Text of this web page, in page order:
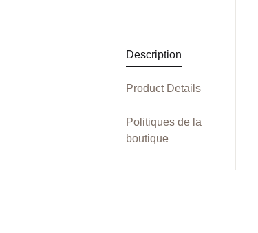
Description
Product Details
Politiques de la
boutique